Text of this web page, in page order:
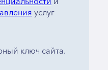
услуг
ключ сайта.